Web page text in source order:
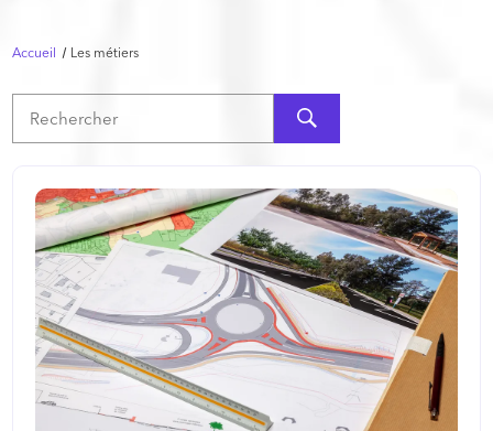
Accueil Les métiers
Rechercher